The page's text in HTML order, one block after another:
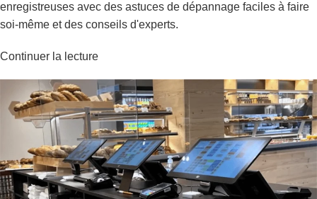
enregistreuses avec des astuces de dépannage faciles à faire
soi-même et des conseils d'experts.
Continuer la lecture